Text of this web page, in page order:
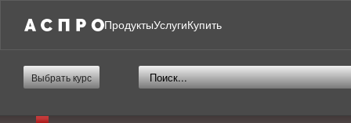
ПродуктыУслугиКупить
Выбрать курс